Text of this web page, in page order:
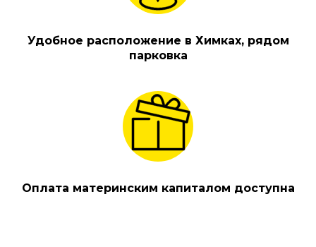
Удобное расположение в Химках, рядом
парковка
Оплата материнским капиталом доступна